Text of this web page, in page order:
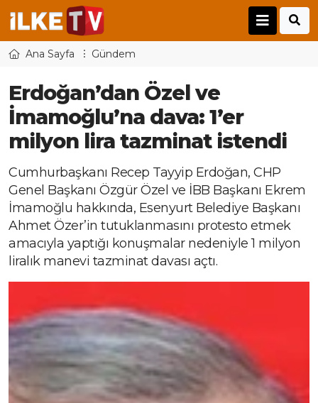
Ana Sayfa Gündem
Erdoğan’dan Özel ve
İmamoğlu’na dava: 1’er
milyon lira tazminat istendi
Cumhurbaşkanı Recep Tayyip Erdoğan, CHP
Genel Başkanı Özgür Özel ve İBB Başkanı Ekrem
İmamoğlu hakkında, Esenyurt Belediye Başkanı
Ahmet Özer’in tutuklanmasını protesto etmek
amacıyla yaptığı konuşmalar nedeniyle 1 milyon
liralık manevi tazminat davası açtı.